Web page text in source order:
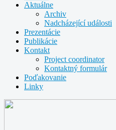
Aktuálne
Archiv
Nadcházející události
Prezentácie
Publikácie
Kontakt
Project coordinator
Kontaktný formulár
Poďakovanie
Linky